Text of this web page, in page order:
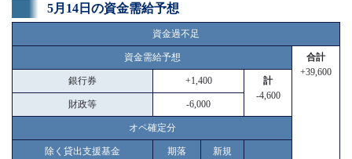
5月14日の資金需給予想
資金過不足
資金需給予想
合計
+39,600
銀行券 +1,400
計
-4,600
財政等 -6,000
オペ確定分
除く貸出支援基金 期落 新規